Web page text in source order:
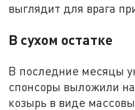
выглядит для врага
В сухом остатке
В последние месяцы
спонсоры выложили
козырь в виде